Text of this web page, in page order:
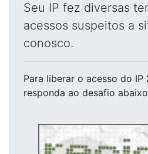
Seu IP fez diversas
acessos suspeitos a
conosco.
Para liberar o acesso do IP
responda ao desafio